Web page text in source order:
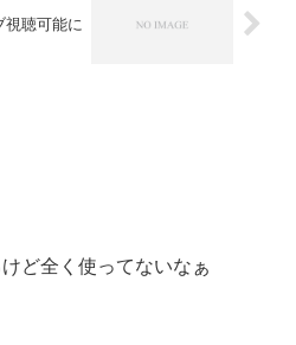
視聴可能に
ど全く使ってないなぁ